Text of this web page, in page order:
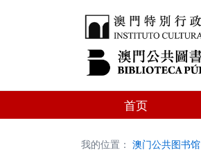
首页
我的位置： 澳门公共图书馆